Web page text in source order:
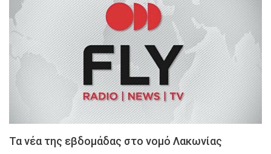
Τα νέα της εβδομάδας στο νομό Λακωνίας